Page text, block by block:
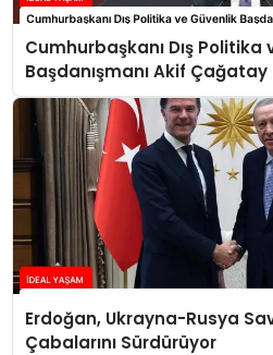
Cumhurbaşkanı Dış Politika
Başdanışmanı Akif Çağatay
Konuştu
Erdoğan, Ukrayna-Rusya
Çabalarını Sürdürüyor